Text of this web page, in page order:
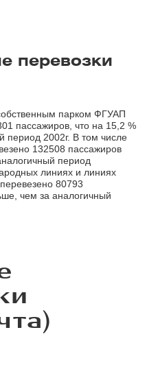
перевозки
парком ФГУАП
пассажиров, что на 15,2 %
период 2002г. В том числе
132508 пассажиров
период
линиях и линиях
80793
чем за аналогичный